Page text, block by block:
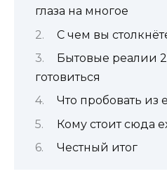
глаза на многое
С чем вы
Бытовые реалии
готовиться
Что пробовать из
Кому стоит сюда
Честный итог